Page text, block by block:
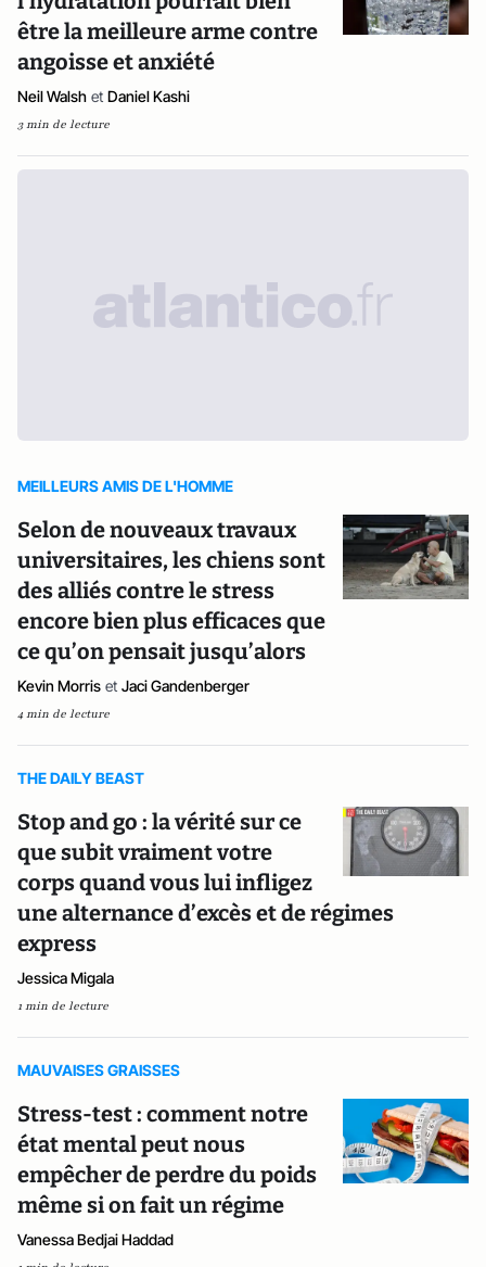
être la meilleure arme contre
angoisse et anxiété
Neil Walsh et Daniel Kashi
3 min de lecture
MEILLEURS AMIS DE L'HOMME
Selon de nouveaux travaux
universitaires, les chiens sont
des alliés contre le stress
encore bien plus efficaces que
ce qu’on pensait jusqu’alors
Kevin Morris et Jaci Gandenberger
4 min de lecture
THE DAILY BEAST
Stop and go : la vérité sur ce
que subit vraiment votre
corps quand vous lui infligez
une alternance d’excès et de régimes
express
Jessica Migala
1 min de lecture
MAUVAISES GRAISSES
Stress-test : comment notre
état mental peut nous
empêcher de perdre du poids
même si on fait un régime
Vanessa Bedjai Haddad